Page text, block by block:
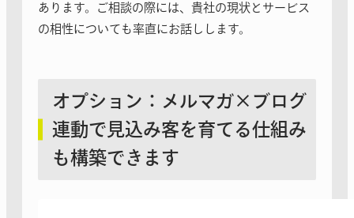
あります。ご相談の際には、貴社の現状とサービス
の相性についても率直にお話しします。
オプション：メルマガ×ブログ
連動で見込み客を育てる仕組み
も構築できます